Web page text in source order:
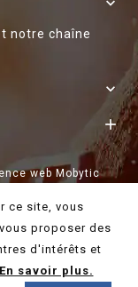
notre chaîne


web Mobytic
ce site, vous
proposer des
d'intérêts et
En savoir plus.